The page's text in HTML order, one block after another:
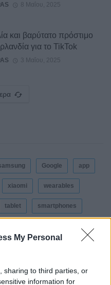
My Personal
sharing to third parties, or
information for
8 Μαΐου, 2025
και βαρύτατο πρόστιμο
για το TikTok
3 Μαΐου, 2025
Google app
xiaomi wearables
tablet smartphones